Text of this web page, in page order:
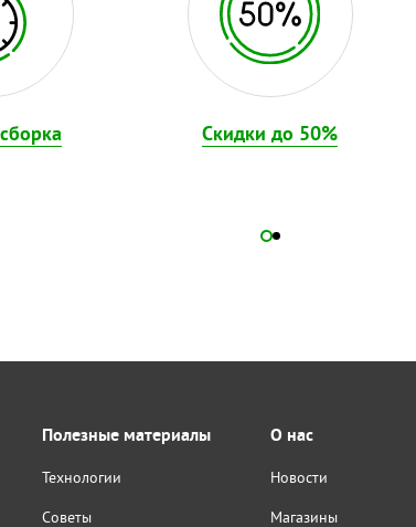
Скидки до 50%
Полезные материалы
Технологии
Советы
О нас
Новости
Магазины